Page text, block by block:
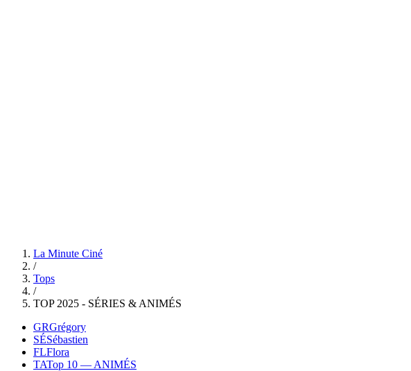
Top 10 — ANIMÉS
La Minute Ciné
/
Tops
/
TOP 2025 - SÉRIES & ANIMÉS
GRGrégory
SÉSébastien
FLFlora
TATop 10 — ANIMÉS